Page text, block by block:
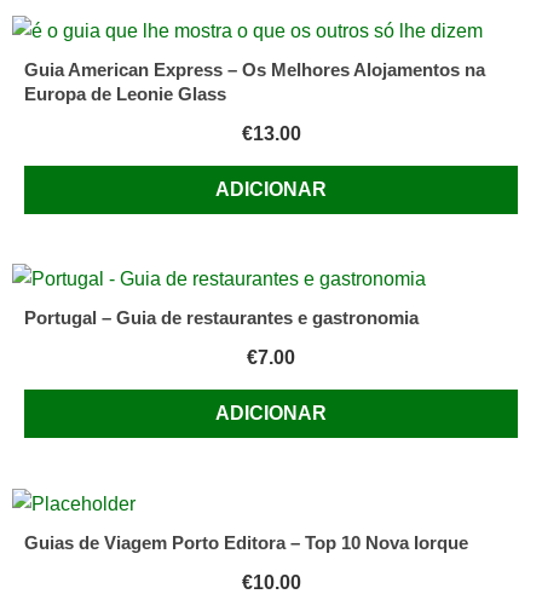
Guia American Express – Os Melhores Alojamentos na
Europa de Leonie Glass
€13.00
ADICIONAR
Portugal – Guia de restaurantes e gastronomia
€7.00
ADICIONAR
Guias de Viagem Porto Editora – Top 10 Nova Iorque
€10.00